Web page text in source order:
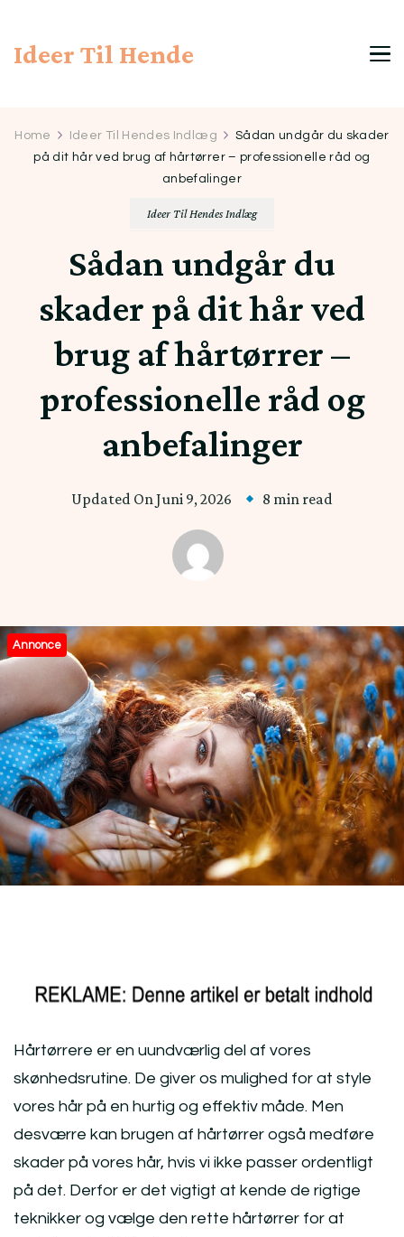
Ideer Til Hende
Home Ideer Til Hendes Indlæg
Sådan undgår du skader
på dit hår ved brug af hårtørrer – professionelle råd og
anbefalinger
Ideer Til Hendes Indlæg
Sådan undgår du
skader på dit hår ved
brug af hårtørrer –
professionelle råd og
anbefalinger
Updated OnJuni 9, 2026 8 min read
Annonce
Hårtørrere er en uundværlig del af vores
skønhedsrutine. De giver os mulighed for at style
vores hår på en hurtig og effektiv måde. Men
desværre kan brugen af hårtørrer også medføre
skader på vores hår, hvis vi ikke passer ordentligt
på det. Derfor er det vigtigt at kende de rigtige
teknikker og vælge den rette hårtørrer for at